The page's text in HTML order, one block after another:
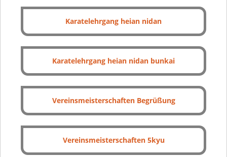
Karatelehrgang heian nidan
Karatelehrgang heian nidan bunkai
Vereinsmeisterschaften Begrüßung
Vereinsmeisterschaften 5kyu